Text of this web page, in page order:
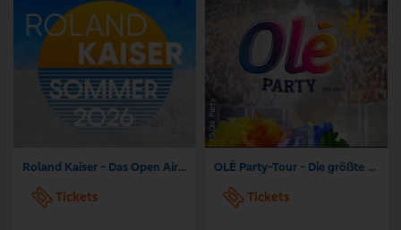
Roland Kaiser - Das Open Air 2026!
Tickets
OLÉ Party-Tour - Die größte Mallorca Party-Tour der Welt
Tickets